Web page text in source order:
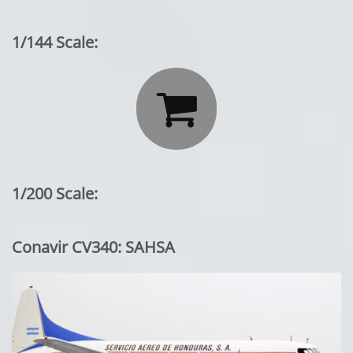
1/144 Scale:

1/200 Scale:
Conavir CV340: SAHSA